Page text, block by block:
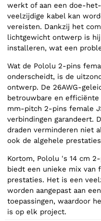
werkt of aan een doe-
veelzijdige kabel kan
vereisten. Dankzij het
lichtgewicht ontwerp is
installeren, wat een
Wat de Pololu 2-pins
onderscheidt, is de
ontwerp. De 26AWG-
betrouwbare en
mm-pitch 2-pins female
verbindingen garandeert.
draden verminderen niet
ook de algehele
Kortom, Pololu 's 14 cm
biedt een unieke mix
prestaties. Het is een
worden aangepast aan
toepassingen, waardoor
is op elk project.